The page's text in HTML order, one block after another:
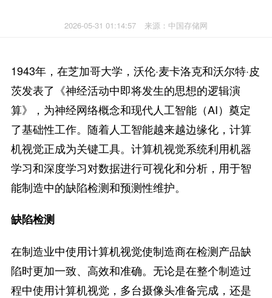
2026-05-31 01:14:57 来源：中国存储网
1943年，在芝加哥大学，沃伦·麦卡洛克和沃尔特·皮
茨发表了《神经活动中即将发生的思想的逻辑演
算》，为神经网络概念和现代人工智能（AI）奠定
了基础性工作。随着人工智能越来越边缘化，计算
机视觉正成为关键工具。计算机视觉系统利用机器
学习和深度学习对数据进行可视化和分析，用于智
能制造中的缺陷检测和预测性维护。
缺陷检测
在制造业中使用计算机视觉使制造商在检测产品缺
陷时更加一致、高效和准确。无论是在整个制造过
程中使用计算机视觉，多台摄像头准备完成，还是